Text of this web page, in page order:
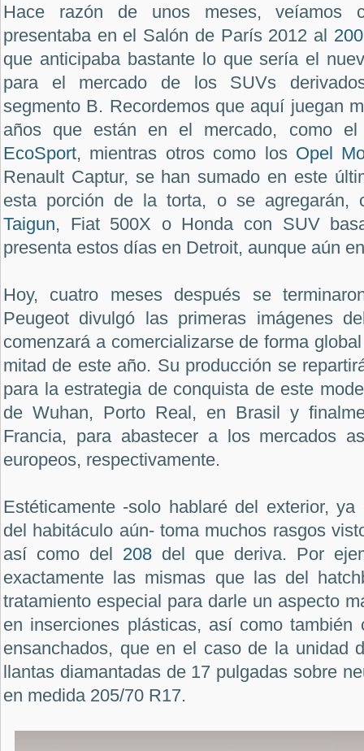
Hace razón de unos meses, veíamos
presentaba en el Salón de París 2012 al
que anticipaba bastante lo que sería el
para el mercado de los SUVs
segmento B. Recordemos que aquí juegan
años que están en el mercado, como
EcoSport, mientras otros como los Opel
Renault Captur, se han sumado en este
esta porción de la torta, o se
Taigun, Fiat 500X o Honda con SUV
presenta estos días en Detroit, aunque aún
Hoy, cuatro meses después se
Peugeot divulgó las primeras imágenes
comenzará a comercializarse de forma
mitad de este año. Su producción se
para la estrategia de conquista de este
de Wuhan, Porto Real, en Brasil y
Francia, para abastecer a los mercados
europeos, respectivamente.
Estéticamente -solo hablaré del exterior,
del habitáculo aún- toma muchos rasgos
así como del 208 del que deriva. Por
exactamente las mismas que las del
tratamiento especial para darle un aspecto
en inserciones plásticas, así como también
ensanchados, que en el caso de la unidad
llantas diamantadas de 17 pulgadas sobre
en medida 205/70 R17.